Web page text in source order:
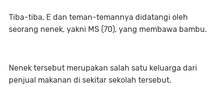
Tiba-tiba, E dan teman-temannya didatangi oleh
seorang nenek, yakni MS (70), yang membawa bambu.
Nenek tersebut merupakan salah satu keluarga dari
penjual makanan di sekitar sekolah tersebut.